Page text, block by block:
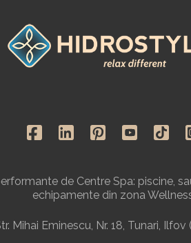
de Centre Spa: piscine,
echipamente din zona
Mihai Eminescu, Nr. 18, Tunari, Ilfov